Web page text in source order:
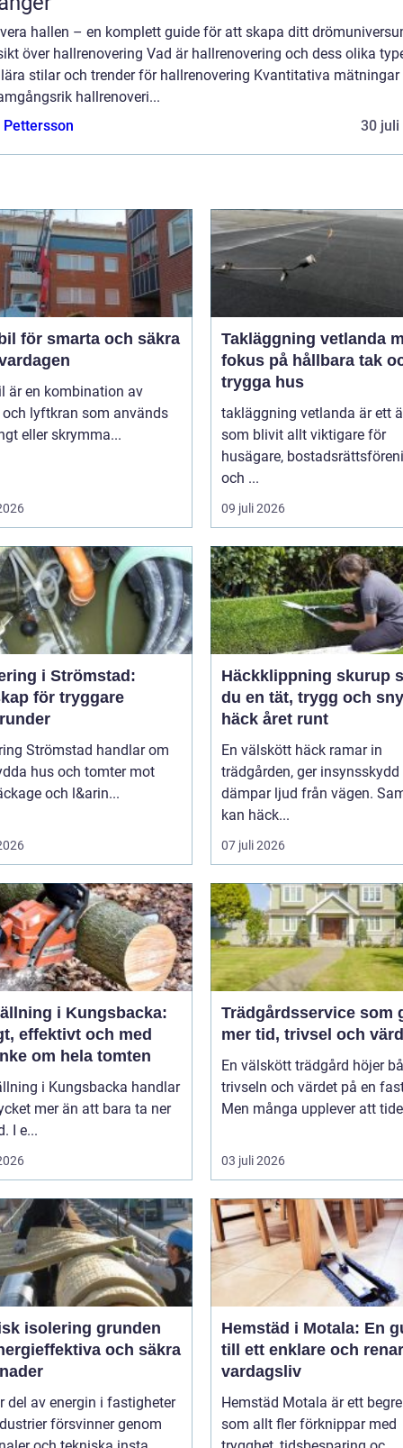
hallen – en komplett guide för att skapa ditt
över hallrenovering Vad är hallrenovering och dess olika
stilar och trender för hallrenovering Kvantitativa
hallrenoveri...
30 juli
för smarta och säkra
är en kombination av
lyftkran som används
eller skrymma...
Takläggning vetlanda
fokus på hållbara tak
trygga hus
takläggning vetlanda är ett
som blivit allt viktigare för
husägare,
och ...
09 juli 2026
i Strömstad:
för tryggare
Strömstad handlar om
hus och tomter mot
och l&arin...
Häckklippning skurup så får
du en tät, trygg och
häck året runt
En välskött häck ramar in
trädgården, ger insynsskydd
dämpar ljud från vägen.
kan häck...
07 juli 2026
i Kungsbacka:
effektivt och med
om hela tomten
i Kungsbacka handlar
mer än att bara ta ner
I e...
Trädgårdsservice som
mer tid, trivsel och
En välskött trädgård höjer
trivseln och värdet på en
Men många upplever att
03 juli 2026
grunden
och säkra
del av energin i fastigheter
försvinner genom
Hemstäd i Motala: En
till ett enklare och
vardagsliv
Hemstäd Motala är ett
som allt fler förknippar med